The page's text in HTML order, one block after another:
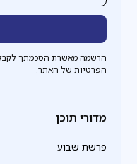
הרשמה מאשרת הסכמתך
הפרטיות של האתר.
מדורי תוכן
פרשת שבוע